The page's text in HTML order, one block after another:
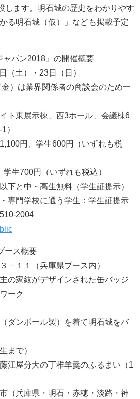
します。明石城の歴史をわかりやす
る明石城（仮）」なども掲載予定
パン2018』の開催概要
土）・23日（日）
）は業界関係者の商談会のため一
ト東展示棟、西3ホール、会議棟6
）
円、学生600円（いずれも税
生700円（いずれも税込）
下と中・高生無料（学生証提示）
専門学校に通う学生：学生証提示
2004
ース概要
１１（兵庫県ブース内）
の家紋がデザインされた缶バッジ
ーク
ダンボール製）を着て明石城をバ
まで）
江屋分大の丁稚羊羹のふるまい（1
（兵庫県・明石・赤穂・淡路・神